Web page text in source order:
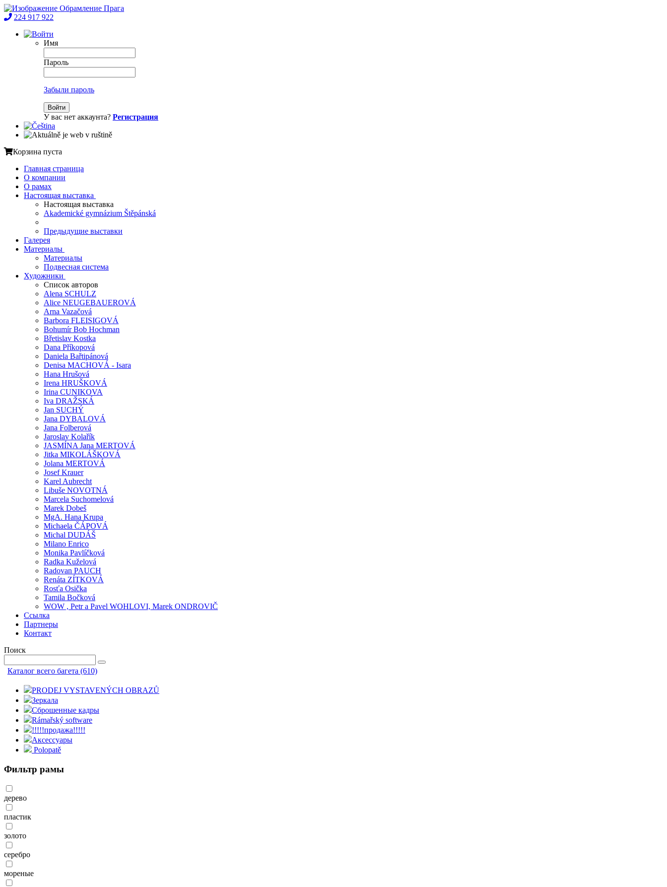
224 917 922
Имя
Пароль
Забыли пароль
Войти
У вас нет аккаунта? Регистрация
Корзина пуста
Главная страница
О компании
О рамах
Настоящая выставка
Настоящая выставка
Akademické gymnázium Štěpánská
Предыдущие выставки
Галерея
Материалы
Материалы
Подвесная система
Художники
Список авторов
Alena SCHULZ
Alice NEUGEBAUEROVÁ
Arna Vazačová
Barbora FLEISIGOVÁ
Bohumír Bob Hochman
Břetislav Kostka
Dana Příkopová
Daniela Bařtipánová
Denisa MACHOVÁ - Isara
Hana Hrušová
Irena HRUŠKOVÁ
Irina CUNIKOVA
Iva DRAŽSKÁ
Jan SUCHÝ
Jana DYBALOVÁ
Jana Folberová
Jaroslav Kolařík
JASMÍNA Jana MERTOVÁ
Jitka MIKOLÁŠKOVÁ
Jolana MERTOVÁ
Josef Krauer
Karel Aubrecht
Libuše NOVOTNÁ
Marcela Suchomelová
Marek Dobeš
MgA. Hana Krupa
Michaela ČÁPOVÁ
Michal DUDÁŠ
Milano Enrico
Monika Pavlíčková
Radka Kuželová
Radovan PAUCH
Renáta ZÍTKOVÁ
Rosťa Osička
Tamila Bočková
WOW , Petr a Pavel WOHLOVI, Marek ONDROVIČ
Ссылка
Партнеры
Контакт
Поиск
Каталог всего багета (610)
PRODEJ VYSTAVENÝCH OBRAZŮ
Зеркала
Сброшенные кадры
Rámařský software
!!!!!продажа!!!!!
Aксессуары
Polopatě
Фильтр рамы
дерево
пластик
золото
серебро
мореные